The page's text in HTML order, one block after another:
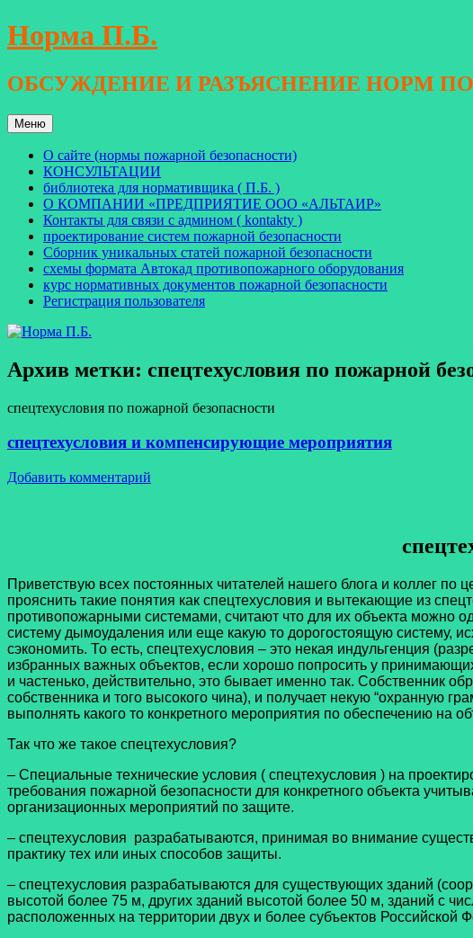
Перейти
к
Норма П.Б.
ОБСУЖДЕНИЕ И РАЗЪЯСНЕНИЕ НОРМ
Меню
О сайте (нормы пожарной безопасности)
КОНСУЛЬТАЦИИ
библиотека для нормативщика ( П.Б. )
О КОМПАНИИ «ПРЕДПРИЯТИЕ ООО «АЛЬТАИР»
Контакты для связи с админом ( kontakty )
проектирование систем пожарной безопасности
Сборник уникальных статей пожарной безопасности
схемы формата Автокад противопожарного оборудования
курс нормативных документов пожарной безопасности
Регистрация пользователя
Архив метки: спецтехусловия по пожарной
спецтехусловия по пожарной безопасности
спецтехусловия и компенсирующие мероприятия
Добавить комментарий
Приветствую всех постоянных читателей нашего блога и коллег
прояснить такие понятия как спецтехусловия и вытекающие из
противопожарными системами, считают что для их объекта можно
систему дымоудаления или еще какую то дорогостоящую систему,
сэкономить. То есть, спецтехусловия – это некая индульгенция
избранных важных объектов, если хорошо попросить у
и частенько, действительно, это бывает именно так. Собственник
собственника и того высокого чина), и получает некую “охранную
выполнять какого то конкретного мероприятия по обеспечению
Так что же такое спецтехусловия?
– Специальные технические условия ( спецтехусловия ) на
требования пожарной безопасности для конкретного объекта
организационных мероприятий по защите.
– спецтехусловия разрабатываются, принимая во внимание
практику тех или иных способов защиты.
– спецтехусловия разрабатываются для существующих зданий
высотой более 75 м, других зданий высотой более 50 м, зданий с
расположенных на территории двух и более субъектов Российской